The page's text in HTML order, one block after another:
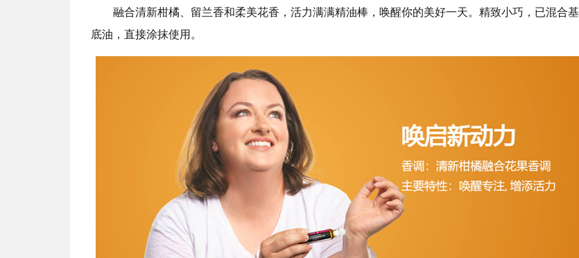
融合清新柑橘、留兰香和柔美花香，活力满满精油棒，唤醒你的美好一天。精致小巧，已混合基
底油，直接涂抹使用。